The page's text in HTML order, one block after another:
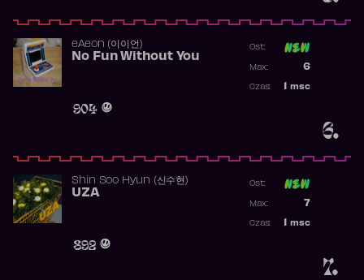
6.
​eAeon (이이언)
No Fun Without You
904
Ost:
6
Max:
msc
Czas:
7.
Shin Soo Hyun (신수현)
UZA
892
Ost:
7
Max:
msc
Czas: